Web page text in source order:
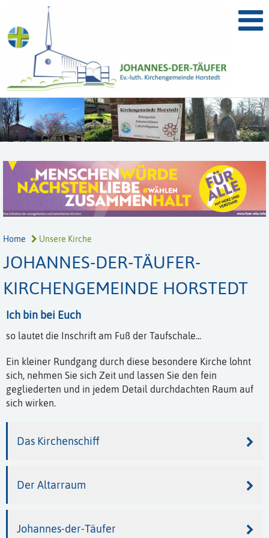
Home Unsere Kirche
JOHANNES-DER-TÄUFER-
KIRCHENGEMEINDE HORSTEDT
Ich bin bei Euch
so lautet die Inschrift am Fuß der Taufschale...
Ein kleiner Rundgang durch diese besondere Kirche lohnt
sich, nehmen Sie sich Zeit und lassen Sie den fein
gegliederten und in jedem Detail durchdachten Raum auf
sich wirken.
Das Kirchenschiff
Der Altarraum
Johannes-der-Täufer